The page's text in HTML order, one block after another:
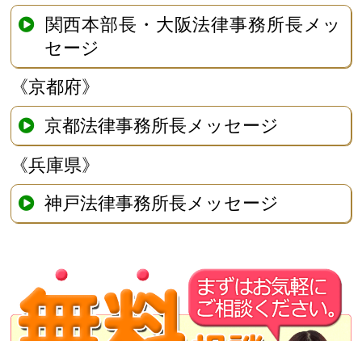
関西本部長・大阪法律事務所長メッ
セージ
《京都府》
京都法律事務所長メッセージ
《兵庫県》
神戸法律事務所長メッセージ